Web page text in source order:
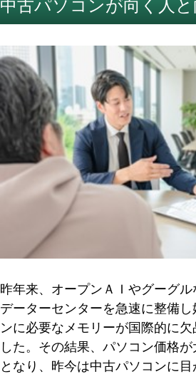
昨年来、オープンＡＩやグーグ
データーセンターを急速に整備
ンに必要なメモリーが国際的に
した。その結果、パソコン価格
となり、昨今は中古パソコンに目